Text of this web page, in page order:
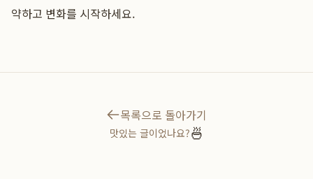
약하고 변화를 시작하세요.
목록으로 돌아가기
맛있는 글이었나요?🍜